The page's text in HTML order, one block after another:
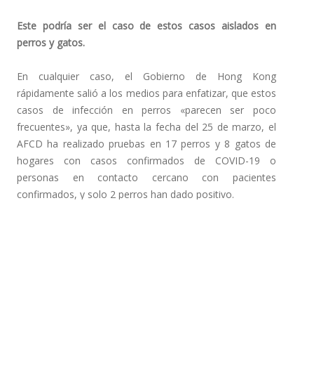
Este podría ser el caso de estos casos aislados en
perros y gatos.
En cualquier caso, el Gobierno de Hong Kong
rápidamente salió a los medios para enfatizar, que estos
casos de infección en perros «parecen ser poco
frecuentes», ya que, hasta la fecha del 25 de marzo, el
AFCD ha realizado pruebas en 17 perros y 8 gatos de
hogares con casos confirmados de COVID-19 o
personas en contacto cercano con pacientes
confirmados, y solo 2 perros han dado positivo.